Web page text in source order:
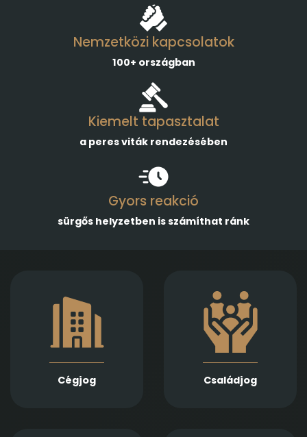
Nemzetközi kapcsolatok
100+ országban
Kiemelt tapasztalat
a peres viták rendezésében
Gyors reakció
sürgős helyzetben is számíthat ránk
Cégjog
módosításában és
átalakulásában
biztosítunk teljes körű
szolgáltatást
Jogi képviseletet
vállalunk
végelszámolás, csőd-
Családjog
megalapozott jogi
támogatást nyújtunk
házassági bontóper,
vagyonmegosztás,
tartásdíj,
gyermekelhelyezés,
szülői felügyelet,
apasági vélelem,